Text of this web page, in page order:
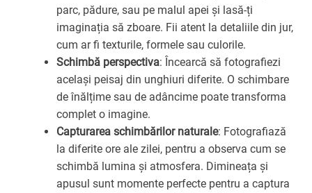
parc, pădure, sau pe malul apei și lasă-ți
imaginația să zboare. Fii atent la detaliile din jur,
cum ar fi texturile, formele sau culorile.
Schimbă perspectiva: Încearcă să fotografiezi
același peisaj din unghiuri diferite. O schimbare
de înălțime sau de adâncime poate transforma
complet o imagine.
Capturarea schimbărilor naturale: Fotografiază
la diferite ore ale zilei, pentru a observa cum se
schimbă lumina și atmosfera. Dimineața și
apusul sunt momente perfecte pentru a captura